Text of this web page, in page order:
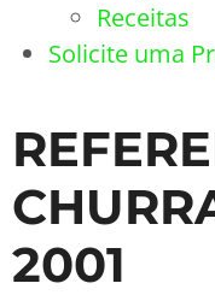
Receitas
Solicite uma
2001